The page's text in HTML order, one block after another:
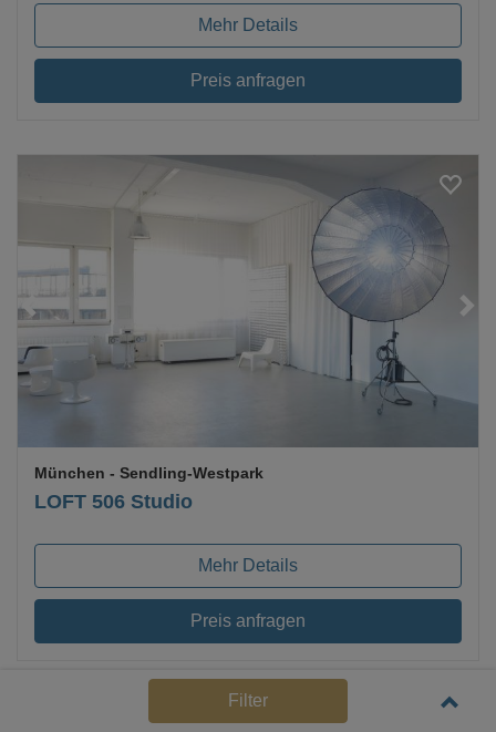
Mehr Details
Preis anfragen
LOFT 506 Studio
München - Sendling-Westpark
Mehr Details
Preis anfragen
Top Hygienekonzept
Filter